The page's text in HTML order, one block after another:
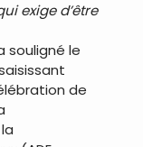
exige d’être
souligné le
de